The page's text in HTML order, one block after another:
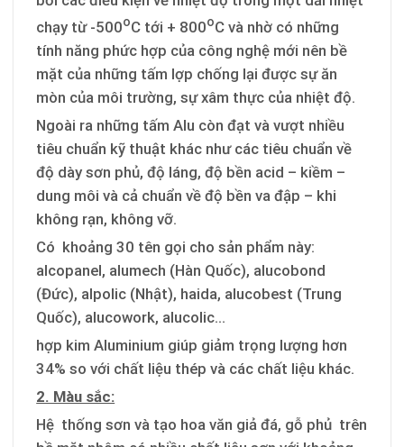
chạy từ -500oC tới + 800oC và nhờ có những
tính năng phức hợp của công nghệ mới nên bề
mặt của những tấm lợp chống lại được sự ăn
mòn của môi trường, sự xâm thực của nhiệt độ.
Ngoài ra những tấm Alu còn đạt và vượt nhiều
tiêu chuẩn kỹ thuật khác như các tiêu chuẩn về
độ dày sơn phủ, độ láng, độ bền acid – kiềm –
dung môi và cả chuẩn về độ bền va đập – khi
không rạn, không vỡ.
Có khoảng 30 tên gọi cho sản phẩm này:
alcopanel, alumech (Hàn Quốc), alucobond
(Đức), alpolic (Nhật), haida, alucobest (Trung
Quốc), alucowork, alucolic…
hợp kim Aluminium giúp giảm trọng lượng hơn
34% so với chất liệu thép và các chất liệu khác.
2. Màu sắc:
Hệ thống sơn và tạo hoa văn giả đá, gỗ phủ trên